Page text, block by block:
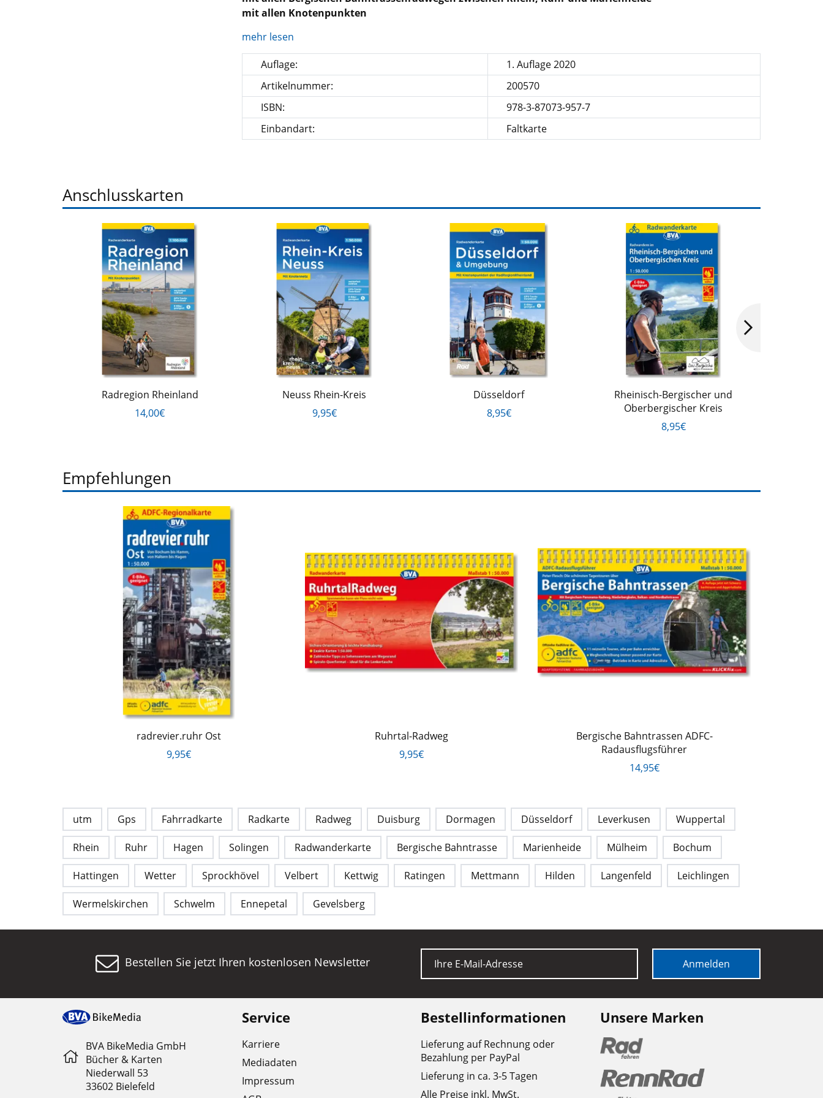
mit allen Knotenpunkten
mehr lesen
Auflage:
1. Auflage 2020
Artikelnummer:
200570
ISBN:
978-3-87073-957-7
Einbandart:
Faltkarte
Anschlusskarten
Radregion Rheinland
14,00€
Neuss Rhein-Kreis
9,95€
Düsseldorf
8,95€
Rheinisch-Bergischer und
Oberbergischer Kreis
8,95€
Empfehlungen
radrevier.ruhr Ost
9,95€
Ruhrtal-Radweg
9,95€
Bergische Bahntrassen ADFC-
Radausflugsführer
14,95€
utm Gps Fahrradkarte Radkarte Radweg Duisburg Dormagen Düsseldorf Leverkusen Wuppertal
Rhein Ruhr Hagen Solingen Radwanderkarte Bergische Bahntrasse Marienheide Mülheim Bochum
Hattingen Wetter Sprockhövel Velbert Kettwig Ratingen Mettmann Hilden Langenfeld Leichlingen
Wermelskirchen Schwelm Ennepetal Gevelsberg
Bestellen Sie jetzt Ihren kostenlosen Newsletter E-Mail Anmelden
BVA BikeMedia GmbH
Bücher & Karten
Niederwall 53
33602 Bielefeld
Service
Karriere
Mediadaten
Impressum
Bestellinformationen
Lieferung auf Rechnung oder
Bezahlung per PayPal
Lieferung in ca. 3-5 Tagen
Alle Preise inkl. MwSt.
Unsere Marken